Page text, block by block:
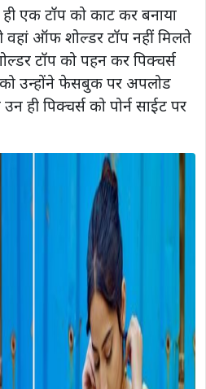
एक टॉप को काट कर बनाया
वहां ऑफ शोल्डर टॉप नहीं मिलते
टॉप को पहन कर पिक्चर्स
उन्होंने फेसबुक पर अपलोड
ही पिक्चर्स को पोर्न साईट पर